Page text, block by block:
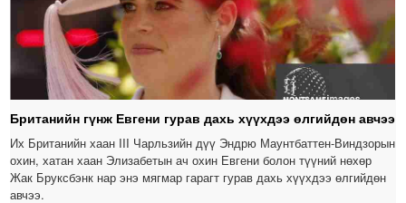
Британийн гүнж Евгени гурав дахь хүүхдээ өлгийдөн авчээ
Их Британийн хаан III Чарльзийн дүү Эндрю Маунтбаттен-Виндзорын
охин, хатан хаан Элизабетын ач охин Евгени болон түүний нөхөр
Жак Бруксбэнк нар энэ мягмар гарагт гурав дахь хүүхдээ өлгийдөн
авчээ.